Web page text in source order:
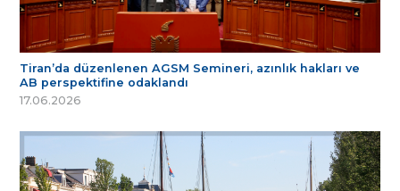
Tiran’da düzenlenen AGSM Semineri, azınlık hakları ve
AB perspektifine odaklandı
17.06.2026